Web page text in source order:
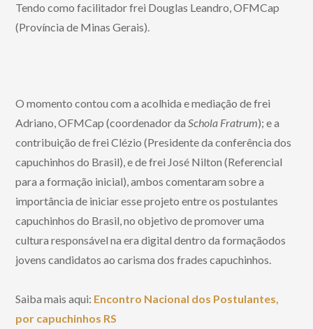
Tendo como facilitador frei Douglas Leandro, OFMCap
(Província de Minas Gerais).
O momento contou com a acolhida e mediação de frei
Adriano, OFMCap (coordenador daSchola Fratrum); e a
contribuição de frei Clézio (Presidente da conferência dos
capuchinhos do Brasil), e de frei José Nilton (Referencial
para a formação inicial), ambos comentaram sobre a
importância de iniciar esse projeto entre os postulantes
capuchinhos do Brasil, no objetivo de promover uma
cultura responsável na era digital dentro da formaçãodos
jovens candidatos ao carisma dos frades capuchinhos.
Saiba mais aqui: Encontro Nacional dos Postulantes,
por capuchinhos RS